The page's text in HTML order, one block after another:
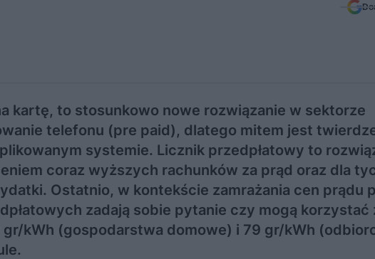
kartę, to stosunkowo nowe rozwiązanie w sektorze
telefonu (pre paid), dlatego mitem jest
systemie. Licznik przedpłatowy to
coraz wyższych rachunków za prąd oraz dla
Ostatnio, w kontekście zamrażania cen prądu
zadają sobie pytanie czy mogą korzystać
kWh (gospodarstwa domowe) i 79 gr/kWh